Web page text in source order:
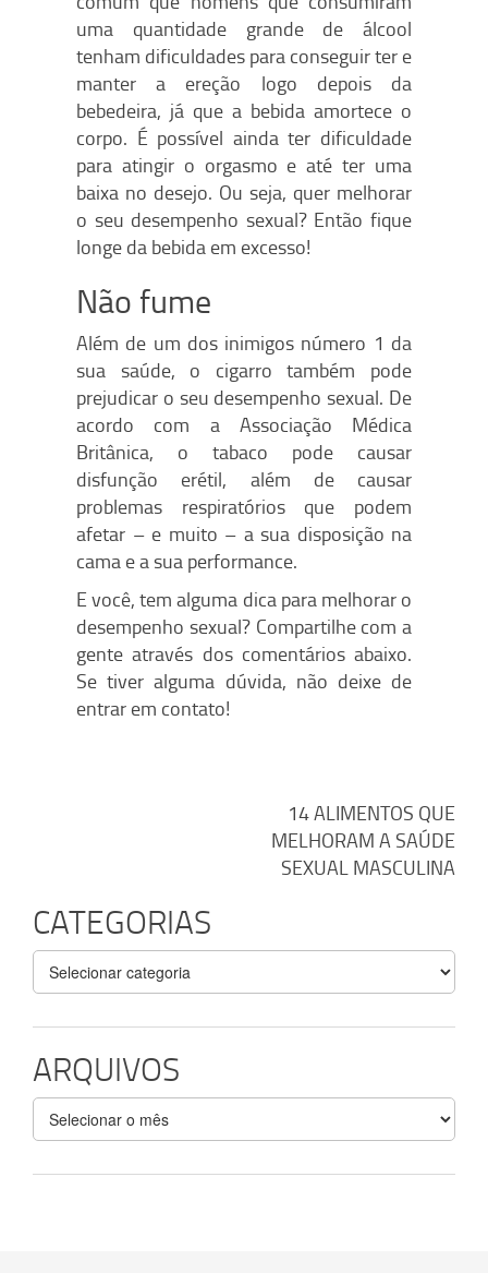
uma quantidade grande de álcool
tenham dificuldades para conseguir ter e
manter a ereção logo depois da
bebedeira, já que a bebida amortece o
corpo. É possível ainda ter dificuldade
para atingir o orgasmo e até ter uma
baixa no desejo. Ou seja, quer melhorar
o seu desempenho sexual? Então fique
longe da bebida em excesso!
Não fume
Além de um dos inimigos número 1 da
sua saúde, o cigarro também pode
prejudicar o seu desempenho sexual. De
acordo com a Associação Médica
Britânica, o tabaco pode causar
disfunção erétil, além de causar
problemas respiratórios que podem
afetar – e muito – a sua disposição na
cama e a sua performance.
E você, tem alguma dica para melhorar o
desempenho sexual? Compartilhe com a
gente através dos comentários abaixo.
Se tiver alguma dúvida, não deixe de
entrar em contato!
14 ALIMENTOS QUE
MELHORAM A SAÚDE
SEXUAL MASCULINA
CATEGORIAS
Categorias
ARQUIVOS
Arquivos